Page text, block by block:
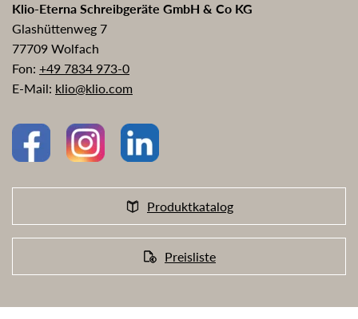
Klio-Eterna Schreibgeräte GmbH & Co KG
Glashüttenweg 7
77709 Wolfach
Fon: +49 7834 973-0
E-Mail: klio@klio.com
Produktkatalog
Preisliste